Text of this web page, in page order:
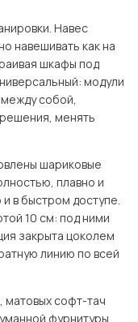
Навес
навешивать как на
шкафы под
модули
собой,
менять
шариковые
плавно и
в быстром доступе.
10 см: под ними
закрыта цоколем
линию по всей
матовых софт-тач
фурнитуры,